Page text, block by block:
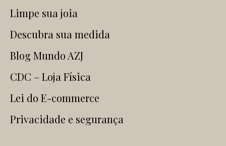
Limpe sua joia
Descubra sua medida
Blog Mundo AZJ
CDC – Loja Física
Lei do E-commerce
Privacidade e segurança